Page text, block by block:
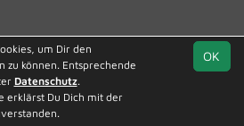
OK
um Dir den
zu können. Entsprechende
Datenschutz.
erklärst Du Dich mit der